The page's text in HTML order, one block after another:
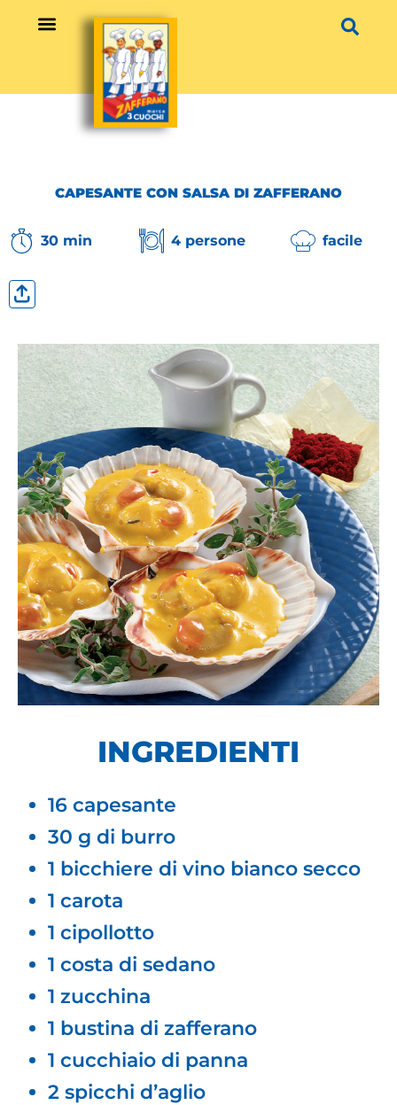
CAPESANTE CON SALSA DI ZAFFERANO
30 min 4 persone facile
INGREDIENTI
16 capesante
30 g di burro
1 bicchiere di vino bianco secco
1 carota
1 cipollotto
1 costa di sedano
1 zucchina
1 bustina di zafferano
1 cucchiaio di panna
2 spicchi d’aglio